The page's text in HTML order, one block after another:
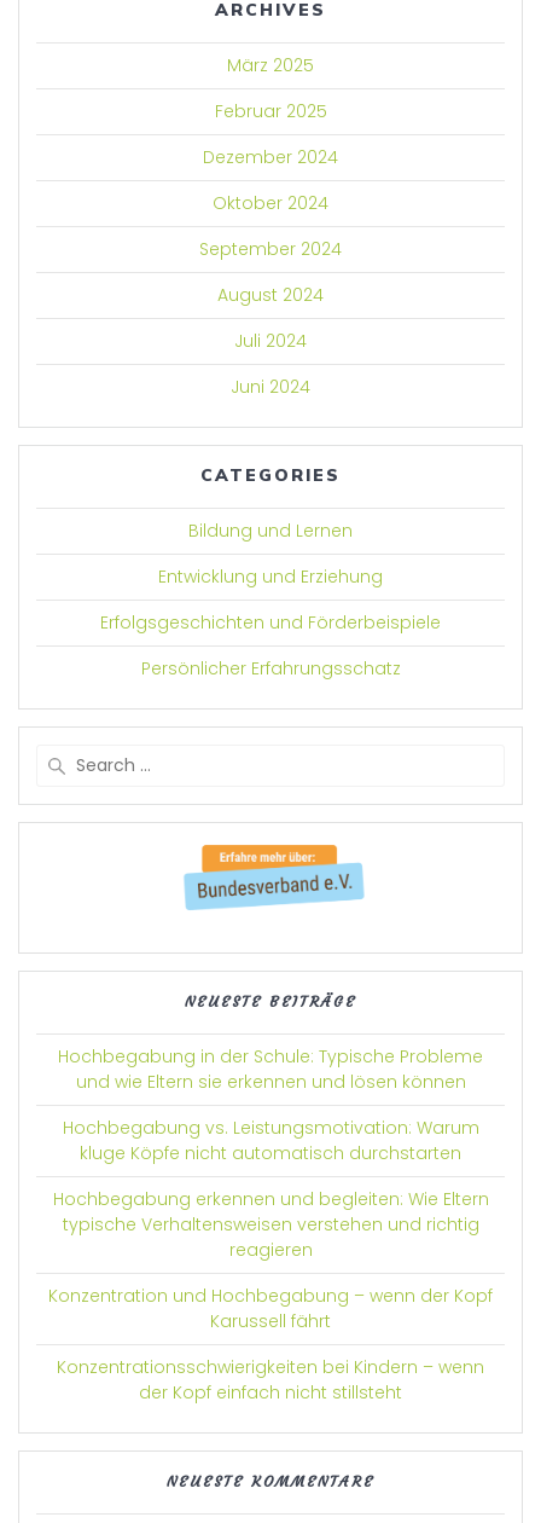
ARCHIVES
März 2025
Februar 2025
Dezember 2024
Oktober 2024
September 2024
August 2024
Juli 2024
Juni 2024
CATEGORIES
Bildung und Lernen
Entwicklung und Erziehung
Erfolgsgeschichten und Förderbeispiele
Persönlicher Erfahrungsschatz
NEUESTE BEITRÄGE
Hochbegabung in der Schule: Typische Probleme
und wie Eltern sie erkennen und lösen können
Hochbegabung vs. Leistungsmotivation: Warum
kluge Köpfe nicht automatisch durchstarten
Hochbegabung erkennen und begleiten: Wie Eltern
typische Verhaltensweisen verstehen und richtig
reagieren
Konzentration und Hochbegabung – wenn der Kopf
Karussell fährt
Konzentrationsschwierigkeiten bei Kindern – wenn
der Kopf einfach nicht stillsteht
NEUESTE KOMMENTARE